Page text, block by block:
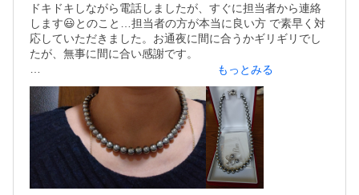
ドキドキしながら電話しましたが、すぐに担当者から連絡
します😃とのこと…担当者の方が本当に良い方 で素早く対
応していただきました。お通夜に間に合うかギリギリでし
たが、無事に間に合い感謝です。
ネックレスも初めてのグレーでしたが、すごく素敵です。
親族の評判もよく、高見えするようで購入して良かったで
す。とても上品に見えますよ。
今回はハプニングもありましたが、お店の対応も良く購入
品にも満足でした。長さも良かったです。
もっとみる